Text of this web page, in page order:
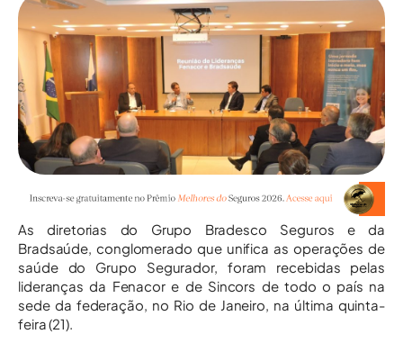
As diretorias do Grupo Bradesco Seguros e da
Bradsaúde, conglomerado que unifica as operações de
saúde do Grupo Segurador, foram recebidas pelas
lideranças da Fenacor e de Sincors de todo o país na
sede da federação, no Rio de Janeiro, na última quinta-
feira (21).